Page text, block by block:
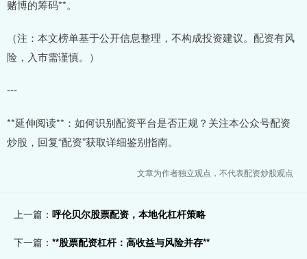
赌博的筹码**。
（注：本文榜单基于公开信息整理，不构成投资建议。配资有风
险，入市需谨慎。）
---
**延伸阅读**：如何识别配资平台是否正规？关注本公众号配资
炒股，回复“配资”获取详细鉴别指南。
文章为作者独立观点，不代表配资炒股观点
上一篇： 呼伦贝尔股票配资，本地化杠杆策略
下一篇： **股票配资杠杆：高收益与风险并存**